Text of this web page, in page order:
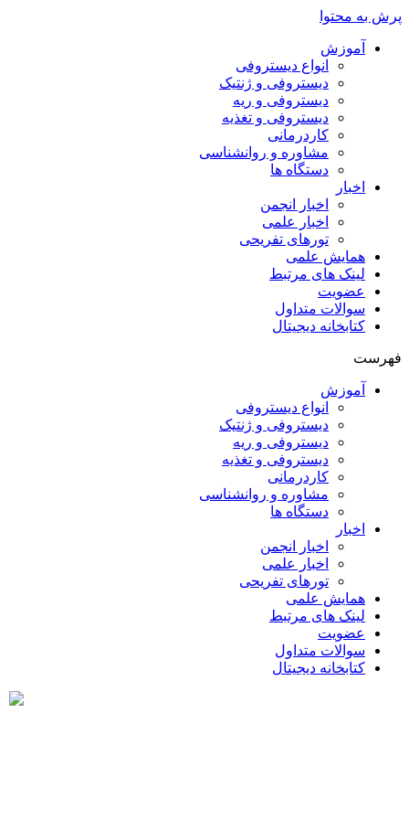
پرش به محتوا
آموزش
انواع دیستروفی
دیستروفی و ژنتیک
دیستروفی و ریه
دیستروفی و تغذیه
کاردرمانی
مشاوره و روانشناسی
دستگاه ها
اخبار
اخبار انجمن
اخبار علمی
تورهای تفریحی
همایش علمی
لینک های مرتبط
عضویت
سوالات متداول
کتابخانه دیجیتال
فهرست
آموزش
انواع دیستروفی
دیستروفی و ژنتیک
دیستروفی و ریه
دیستروفی و تغذیه
کاردرمانی
مشاوره و روانشناسی
دستگاه ها
اخبار
اخبار انجمن
اخبار علمی
تورهای تفریحی
همایش علمی
لینک های مرتبط
عضویت
سوالات متداول
کتابخانه دیجیتال